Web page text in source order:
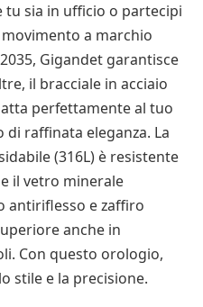
tu sia in ufficio o partecipi
a marchio
Gigandet garantisce
il bracciale in acciaio
perfettamente al tuo
raffinata eleganza. La
(316L) è resistente
il vetro minerale
e zaffiro
anche in
Con questo orologio,
stile e la precisione.